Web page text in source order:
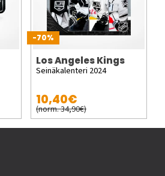
-70%
Los Angeles Kings
Seinäkalenteri 2024
10,40€
(norm. 34,90€)